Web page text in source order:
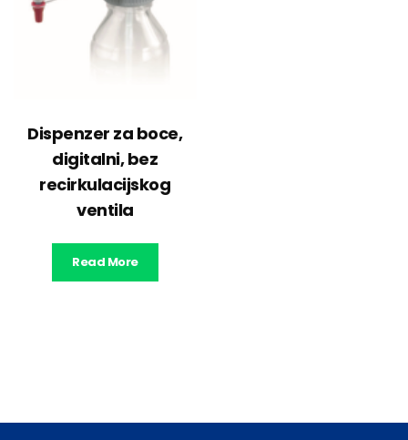
Dispenzer za boce,
digitalni, bez
recirkulacijskog
ventila
Read More